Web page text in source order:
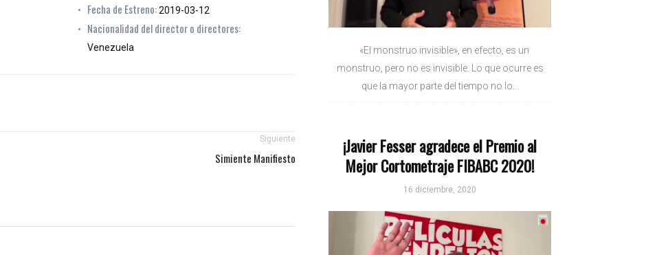
Fecha de Estreno:2019-03-12
Nacionalidad del director o directores:
Venezuela
Siguiente
Simiente Manifiesto
«El monstruo invisible», en efecto, es un
monstruo, pero no es invisible. Lo que ocurre es
que la mayor parte del tiempo no lo...
¡Javier Fesser agradece el Premio al
Mejor Cortometraje FIBABC 2020!
16 diciembre, 2020